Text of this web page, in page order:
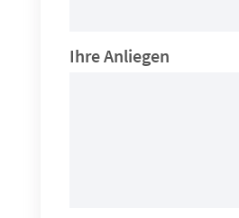
Ihre Anliegen